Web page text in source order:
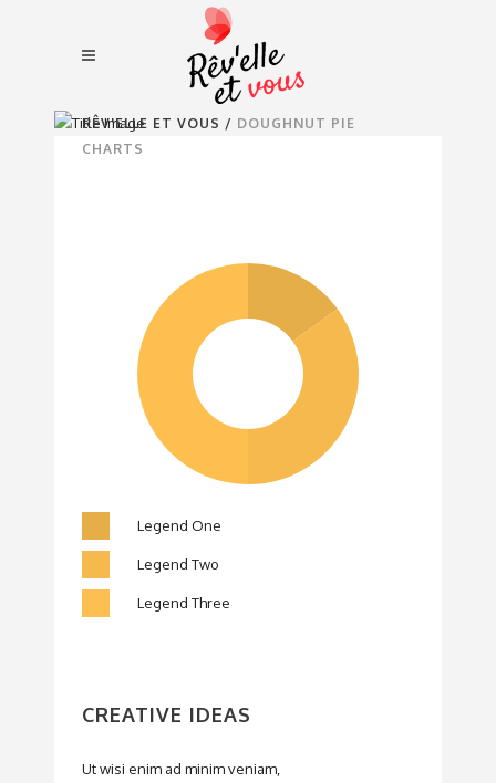
RÊV'ELLE ET VOUS / DOUGHNUT PIE
CHARTS
Legend One
Legend Two
Legend Three
CREATIVE IDEAS
Ut wisi enim ad minim veniam,